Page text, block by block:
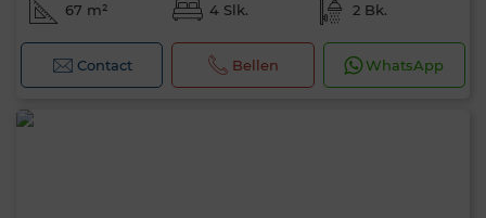
67 m² 4 Slk. 2 Bk.
Contact Bellen WhatsApp